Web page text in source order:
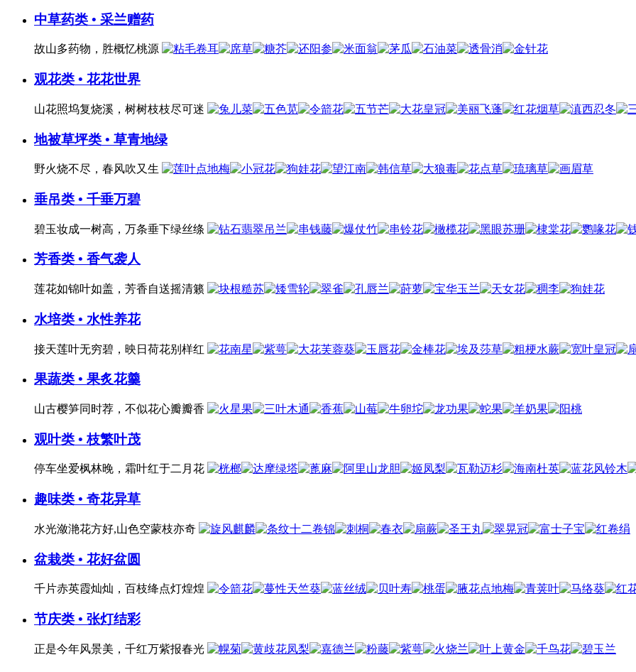
中草药类 • 采兰赠药
故山多药物，胜概忆桃源
观花类 • 花花世界
山花照坞复烧溪，树树枝枝尽可迷
地被草坪类 • 草青地绿
野火烧不尽，春风吹又生
垂吊类 • 千垂万碧
碧玉妆成一树高，万条垂下绿丝绦
芳香类 • 香气袭人
莲花如锦叶如盖，芳香自送摇清籁
水培类 • 水性养花
接天莲叶无穷碧，映日荷花别样红
果蔬类 • 果炙花羹
山古樱笋同时荐，不似花心瓣瓣香
观叶类 • 枝繁叶茂
停车坐爱枫林晚，霜叶红于二月花
趣味类 • 奇花异草
水光潋滟花方好,山色空蒙枝亦奇
盆栽类 • 花好盆圆
千片赤英霞灿灿，百枝绛点灯煌煌
节庆类 • 张灯结彩
正是今年风景美，千红万紫报春光